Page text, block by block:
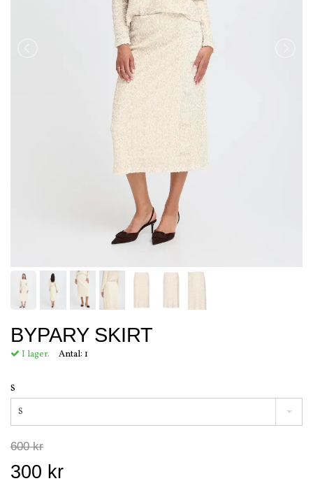
BYPARY SKIRT
I lager. Antal: 1
S
S
600 kr
300 kr